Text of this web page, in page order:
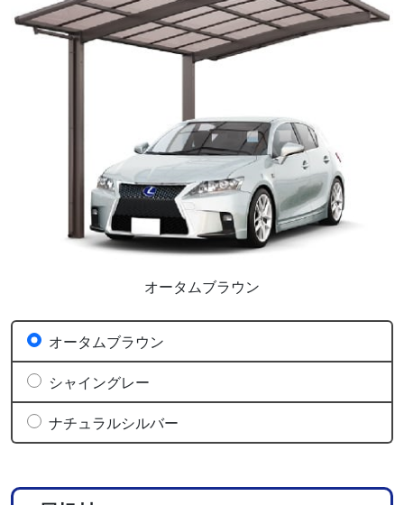
オータムブラウン
オータムブラウン
シャイングレー
ナチュラルシルバー